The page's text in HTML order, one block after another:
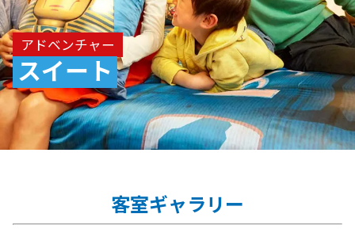
アドベンチャー
スイート
客室ギャラリー